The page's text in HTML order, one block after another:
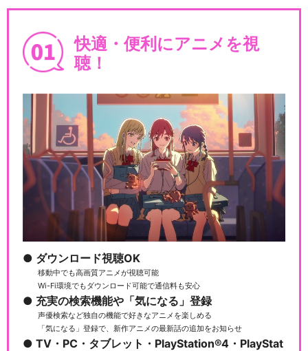
暦物語
〈物語〉シリーズ オフ&モン
スターシーズン
傷物語〈III冷血篇〉
傷物語〈II熱血篇〉
快適・便利にアニメを視
聴！
ダウンロード視聴OK
移動中でも高画質アニメが視聴可能
Wi-Fi環境でもダウンロード可能で通信料も安心
充実の検索機能や「気になる」登録
声優検索など独自の機能で好きなアニメを楽しめる
「気になる」登録で、新作アニメの最新話の追加をお知らせ
TV・PC・タブレット・PlayStation®4・PlayStat